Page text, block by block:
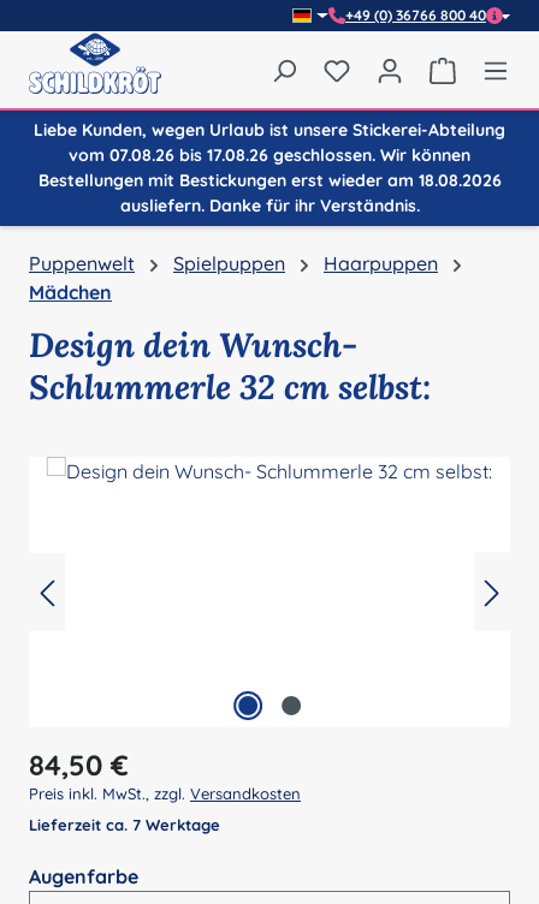
+49 (0) 36766 800 40
Du hast 0 Produkte
Liebe Kunden, wegen Urlaub ist unsere Stickerei-Abteilung
vom 07.08.26 bis 17.08.26 geschlossen. Wir können
Bestellungen mit Bestickungen erst wieder am 18.08.2026
ausliefern. Danke für ihr Verständnis.
Puppenwelt Spielpuppen
Haarpuppen
Mädchen
Design dein Wunsch-
Schlummerle 32 cm selbst:
Regulärer Preis:
84,50 €
Preis inkl. MwSt., zzgl. Versandkosten
Lieferzeit ca. 7 Werktage
Augenfarbeauswählen